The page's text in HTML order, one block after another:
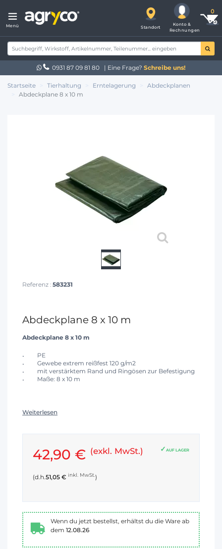
Menü Standort
Konto &
Rechnungen
0931 87 09 81 80 | Eine Frage? Schreibe uns!
Startseite Tierhaltung Erntelagerung
Abdeckplanen
Abdeckplane 8 x 10 m
Referenz : 583231
Abdeckplane 8 x 10 m
Abdeckplane 8 x 10 m
PE
Gewebe extrem reißfest 120 g/m2
mit verstärktem Rand und Ringösen zur Befestigung
Maße: 8 x 10 m
Weiterlesen
AUF LAGER
42,90 € (exkl. MwSt.)
(d.h.51,05 € inkl. MwSt.)
Wenn du jetzt bestellst, erhältst du die Ware ab
dem 12.08.26